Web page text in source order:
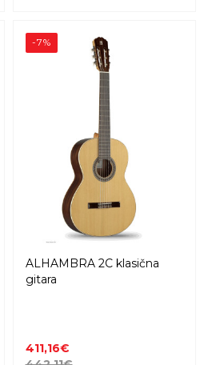
-7%
ALHAMBRA 2C klasična
gitara
411,16€